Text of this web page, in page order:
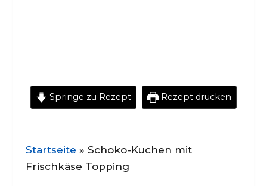
Springe zu Rezept Rezept drucken
Startseite » Schoko-Kuchen mit
Frischkäse Topping